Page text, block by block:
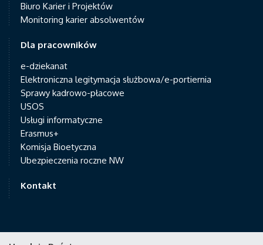
Biuro Karier i Projektów
Monitoring karier absolwentów
Dla pracowników
e-dziekanat
Elektroniczna legitymacja służbowa/e-portiernia
Sprawy kadrowo-płacowe
USOS
Usługi informatyczne
Erasmus+
Komisja Bioetyczna
Ubezpieczenia roczne NW
Kontakt